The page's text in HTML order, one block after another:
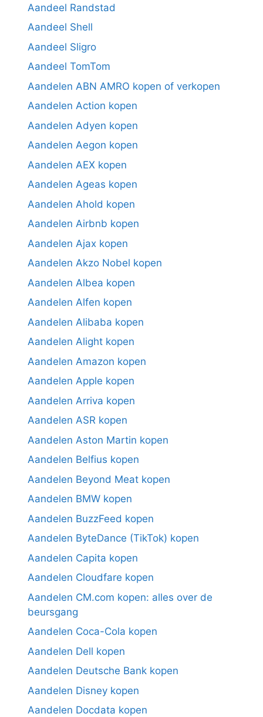
Aandeel Randstad
Aandeel Shell
Aandeel Sligro
Aandeel TomTom
Aandelen ABN AMRO kopen of verkopen
Aandelen Action kopen
Aandelen Adyen kopen
Aandelen Aegon kopen
Aandelen AEX kopen
Aandelen Ageas kopen
Aandelen Ahold kopen
Aandelen Airbnb kopen
Aandelen Ajax kopen
Aandelen Akzo Nobel kopen
Aandelen Albea kopen
Aandelen Alfen kopen
Aandelen Alibaba kopen
Aandelen Alight kopen
Aandelen Amazon kopen
Aandelen Apple kopen
Aandelen Arriva kopen
Aandelen ASR kopen
Aandelen Aston Martin kopen
Aandelen Belfius kopen
Aandelen Beyond Meat kopen
Aandelen BMW kopen
Aandelen BuzzFeed kopen
Aandelen ByteDance (TikTok) kopen
Aandelen Capita kopen
Aandelen Cloudfare kopen
Aandelen CM.com kopen: alles over de
beursgang
Aandelen Coca-Cola kopen
Aandelen Dell kopen
Aandelen Deutsche Bank kopen
Aandelen Disney kopen
Aandelen Docdata kopen